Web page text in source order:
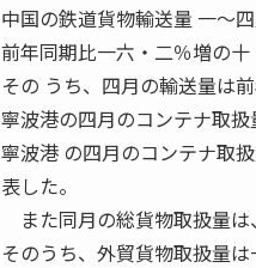
中国の鉄道貨物輸送量 一〜
前年同期比一六・二％増の十
その うち、四月の輸送量は
寧波港の四月のコンテナ取
寧波港 の四月のコンテナ取
表した。
また同月の総貨物取扱量は
そのうち、外貿貨物取扱量